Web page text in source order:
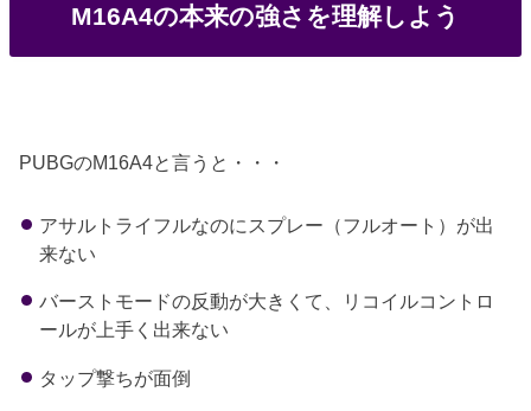
M16A4の本来の強さを理解しよう
PUBGのM16A4と言うと・・・
アサルトライフルなのにスプレー（フルオート）が出
来ない
バーストモードの反動が大きくて、リコイルコントロ
ールが上手く出来ない
タップ撃ちが面倒